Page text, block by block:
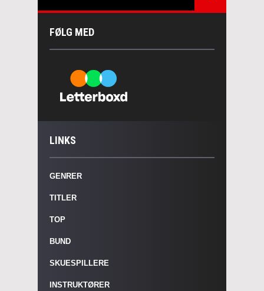
FØLG MED
LINKS
GENRER
TITLER
TOP
BUND
SKUESPILLERE
INSTRUKTØRER